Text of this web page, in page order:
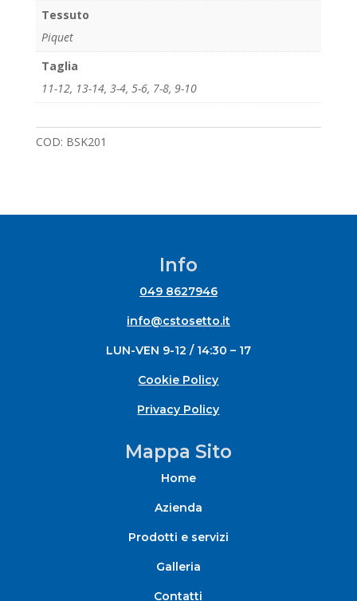
Tessuto
Piquet
Taglia
11-12, 13-14, 3-4, 5-6, 7-8, 9-10
COD: BSK201
Info
049 8627946
info@cstosetto.it
LUN-VEN 9-12 / 14:30 – 17
Cookie Policy
Privacy Policy
Mappa Sito
Home
Azienda
Prodotti e servizi
Galleria
Contatti